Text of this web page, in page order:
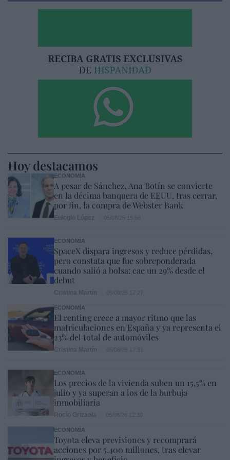
Hoy destacamos
ECONOMÍA
A pesar de Sánchez, Ana Botín se convierte
en la décima banquera de EEUU, tras cerrar,
por fin, la compra de Webster Bank
ECONOMÍA
SpaceX dispara ingresos y reduce pérdidas,
pero constata que fue sobreponderada
cuando salió a bolsa: cae un 29% desde el
debut
ECONOMÍA
El renting crece a mayor ritmo que las
matriculaciones en España y ya representa el
23% del total de automóviles
ECONOMÍA
Los precios de la vivienda suben un 15,5% en
julio y ya superan a los de la burbuja
inmobiliaria
ECONOMÍA
Toyota eleva previsiones y recomprará
acciones por 5.400 millones, tras elevar